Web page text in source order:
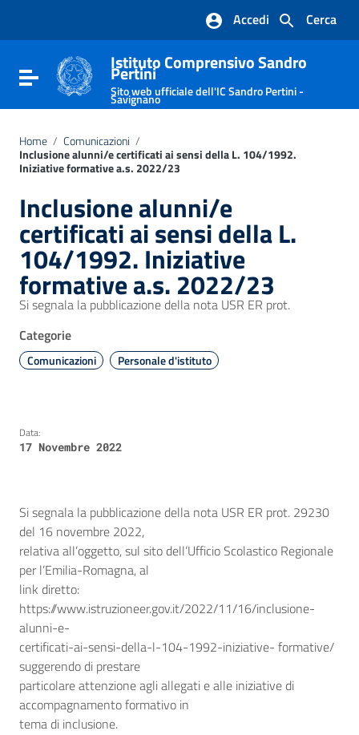
Vai al footer
Cerca
Accedi
Attiva / disattiva la navigazione
Istituto Comprensivo Sandro
Pertini
Sito web ufficiale dell'IC Sandro Pertini -
Savignano
Home / Comunicazioni /
Inclusione alunni/e certificati ai sensi della L. 104/1992.
Iniziative formative a.s. 2022/23
Inclusione alunni/e
certificati ai sensi della L.
104/1992. Iniziative
formative a.s. 2022/23
Si segnala la pubblicazione della nota USR ER prot.
Categorie
Comunicazioni Personale d'istituto
Data:
17 Novembre 2022
Si segnala la pubblicazione della nota USR ER prot. 29230
del 16 novembre 2022,
relativa all’oggetto, sul sito dell’Ufficio Scolastico Regionale
per l’Emilia-Romagna, al
link diretto:
https://www.istruzioneer.gov.it/2022/11/16/inclusione-
alunni-e-
certificati-ai-sensi-della-l-104-1992-iniziative- formative/
suggerendo di prestare
particolare attenzione agli allegati e alle iniziative di
accompagnamento formativo in
tema di inclusione.